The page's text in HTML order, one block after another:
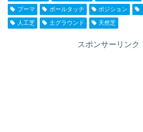
プーマ
ボールタッチ ポジション
人工芝
土グラウンド 天然芝
スポンサーリンク